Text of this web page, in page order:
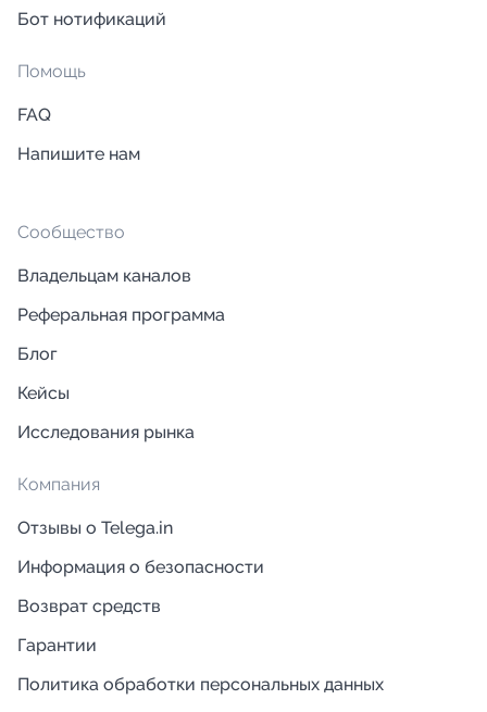
Бот нотификаций
Помощь
FAQ
Напишите нам
Сообщество
Владельцам каналов
Реферальная программа
Блог
Кейсы
Исследования рынка
Компания
Отзывы о Telega.in
Информация о безопасности
Возврат средств
Гарантии
Политика обработки персональных данных